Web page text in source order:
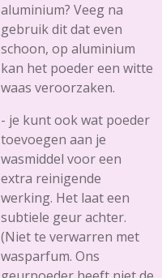
aluminium? Veeg na
gebruik dit dat even
schoon, op aluminium
kan het poeder een witte
waas veroorzaken.
- je kunt ook wat poeder
toevoegen aan je
wasmiddel voor een
extra reinigende
werking. Het laat een
subtiele geur achter.
(Niet te verwarren met
wasparfum. Ons